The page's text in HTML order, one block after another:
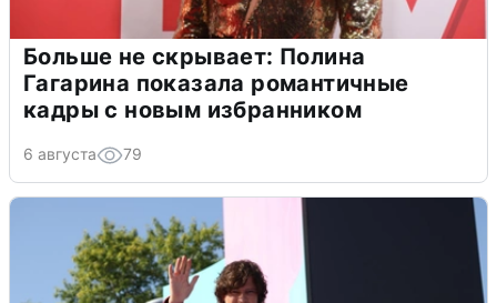
Больше не скрывает: Полина
Гагарина показала романтичные
кадры с новым избранником
6 августа 79